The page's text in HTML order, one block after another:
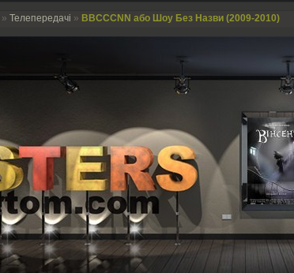
» Телепередачі » BBCCCNN або Шоу Без Назви (2009-2010)